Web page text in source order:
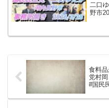
二口
野市
食料
党村
#国民